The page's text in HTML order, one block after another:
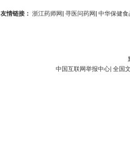
友情链接： 浙江药师网| 寻医问药网| 中华保健食
中国互联网举报中心| 全国